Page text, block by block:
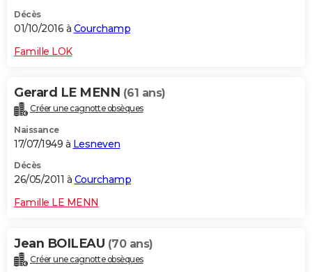
Décès
01/10/2016 à Courchamp
Famille LOK
Gerard LE MENN (61 ans)
Créer une cagnotte obsèques
Naissance
17/07/1949 à Lesneven
Décès
26/05/2011 à Courchamp
Famille LE MENN
Jean BOILEAU (70 ans)
Créer une cagnotte obsèques